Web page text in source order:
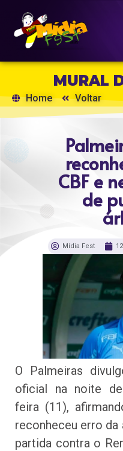
MURAL
Home Voltar
CBF e
de
Mídia Fest
O Palmeiras
oficial na noite
feira (11),
reconheceu erro da
partida contra o